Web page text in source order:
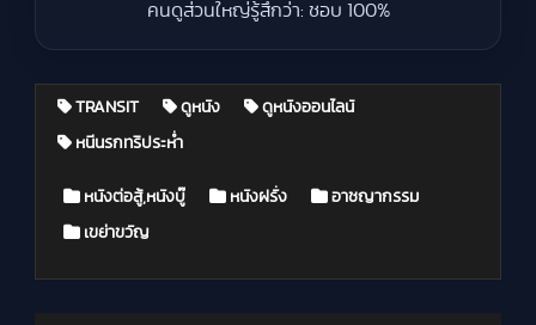
คนดูส่วนใหญ่รู้สึกว่า: ชอบ 100%
TRANSIT ดูหนัง ดูหนังออนไลน์
หนีนรกทริประห่ำ
Posted in
หนังต่อสู้,หนังบู๊ หนังฝรั่ง อาชญากรรม
เขย่าขวัญ